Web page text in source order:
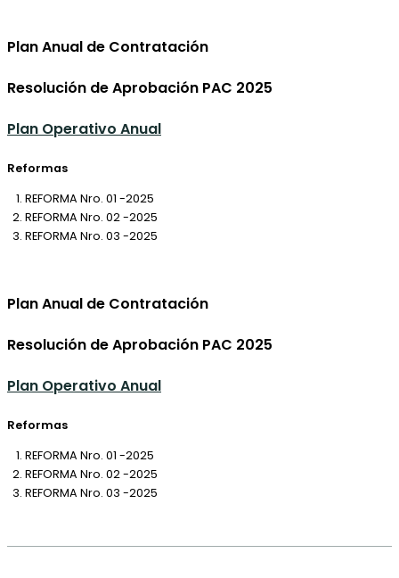
Plan Anual de Contratación
Resolución de Aprobación PAC 2025
Plan Operativo Anual
Reformas
REFORMA Nro. 01 -2025
REFORMA Nro. 02 -2025
REFORMA Nro. 03 -2025
Plan Anual de Contratación
Resolución de Aprobación PAC 2025
Plan Operativo Anual
Reformas
REFORMA Nro. 01 -2025
REFORMA Nro. 02 -2025
REFORMA Nro. 03 -2025